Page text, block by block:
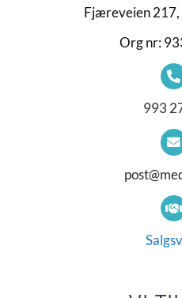
Fjæreveien
Org nr:
993